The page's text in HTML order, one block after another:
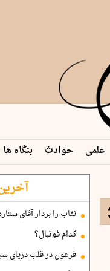
علمی حوادث بنگاه ها
نقاب را بردار آقای
کدام فوتبال؟
فرعون در قلب دریای